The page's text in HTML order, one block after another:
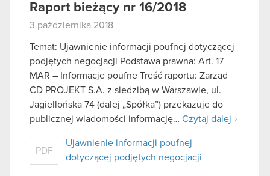
Raport bieżący nr 16/2018
3 października 2018
Temat: Ujawnienie informacji poufnej dotyczącej
podjętych negocjacji Podstawa prawna: Art. 17
MAR – Informacje poufne Treść raportu: Zarząd
CD PROJEKT S.A. z siedzibą w Warszawie, ul.
Jagiellońska 74 (dalej „Spółka”) przekazuje do
publicznej wiadomości informację… Czytaj dalej
PDF
Ujawnienie informacji poufnej
dotyczącej podjętych negocjacji